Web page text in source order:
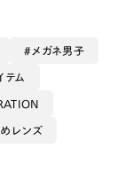
スクに【クモ
メガネ男子
テム
レンズ